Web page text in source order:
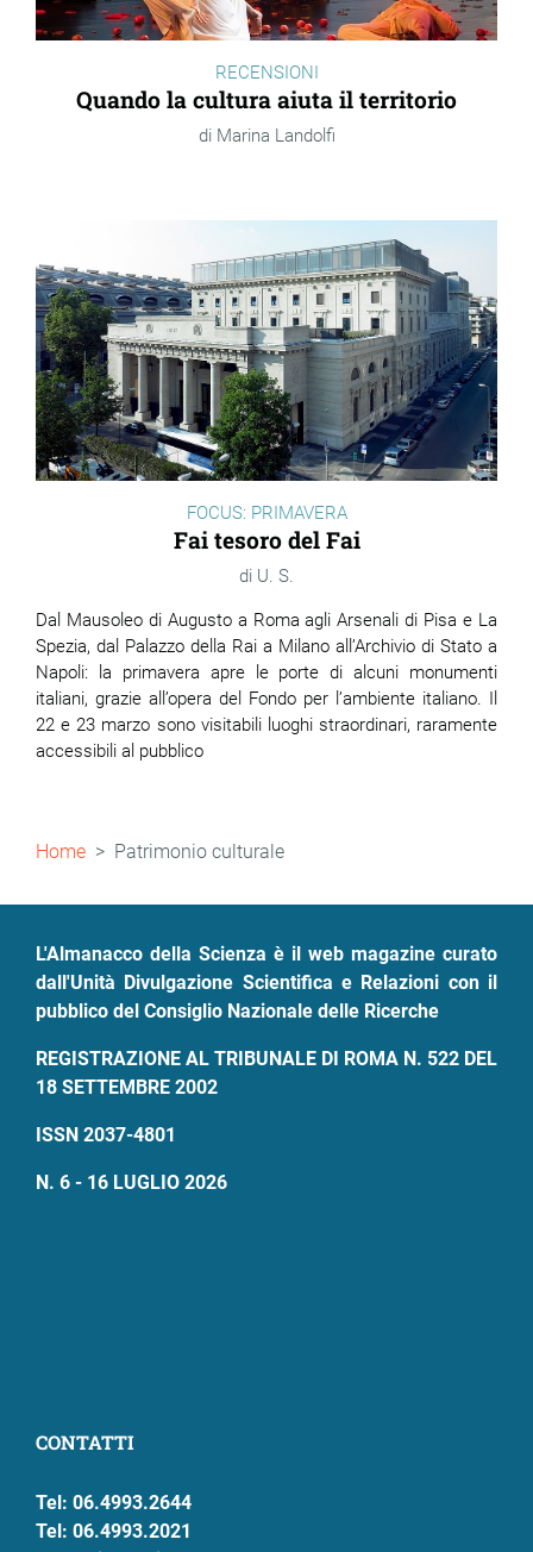
RECENSIONI
Quando la cultura aiuta il territorio
Marina Landolfi
FOCUS: PRIMAVERA
Fai tesoro del Fai
U. S.
Dal Mausoleo di Augusto a Roma agli Arsenali di Pisa e La
Spezia, dal Palazzo della Rai a Milano all’Archivio di Stato a
Napoli: la primavera apre le porte di alcuni monumenti
italiani, grazie all’opera del Fondo per l’ambiente italiano. Il
22 e 23 marzo sono visitabili luoghi straordinari, raramente
accessibili al pubblico
Briciole
Home Patrimonio culturale
L'Almanacco della Scienza è il web magazine curato
dall'Unità Divulgazione Scientifica e Relazioni con il
pubblico del Consiglio Nazionale delle Ricerche
REGISTRAZIONE AL TRIBUNALE DI ROMA N. 522 DEL
18 SETTEMBRE 2002
ISSN 2037-4801
N. 6 - 16 LUGLIO 2026
CONTATTI
Tel: 06.4993.2644
Tel: 06.4993.2021